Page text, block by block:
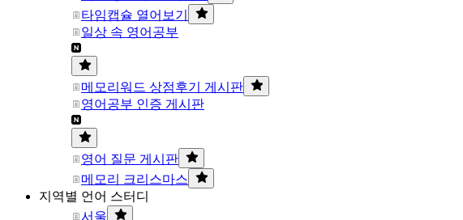
타임캡슐 열어보기
일상 속 영어공부
메모리워드 상점후기 게시판
영어공부 인증 게시판
영어 질문 게시판
메모리 크리스마스
지역별 언어 스터디
서울